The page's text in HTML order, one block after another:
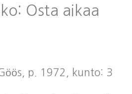
Osta aikaa
p. 1972, kunto: 3